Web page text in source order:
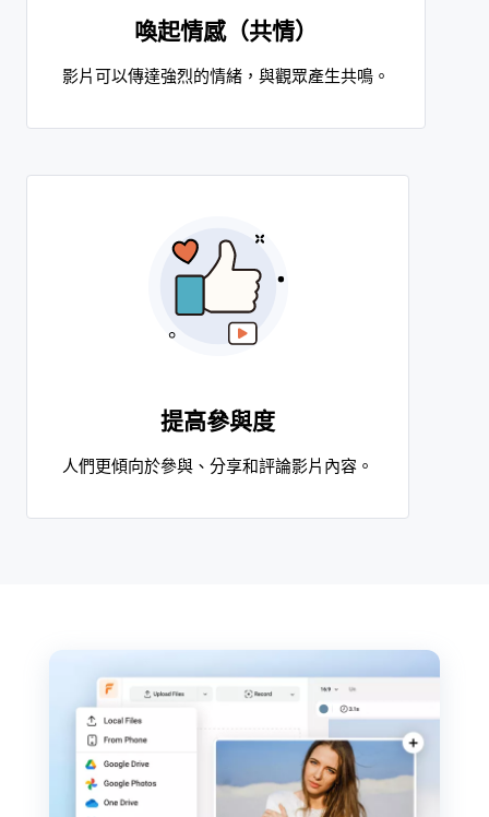
喚起情感（共情）
影片可以傳達強烈的情緒，與觀眾產生共鳴。
提高參與度
人們更傾向於參與、分享和評論影片內容。